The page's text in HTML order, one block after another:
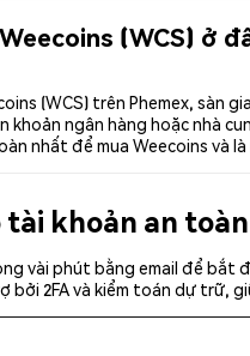
(WCS) ở
(WCS) trên Phemex,
khoản ngân hàng hoặc nhà
nhất để mua Weecoins và
tài khoản an toàn
vài phút bằng email để bắt
bởi 2FA và kiểm toán dự trữ,